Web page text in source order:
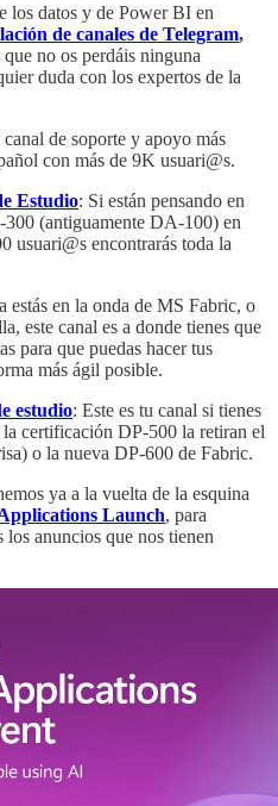
los datos y de Power BI en
de canales de Telegram,
no os perdáis ninguna
duda con los expertos de la
canal de soporte y apoyo más
con más de 9K usuari@s.
Estudio: Si están pensando en
(antiguamente DA-100) en
usuari@s encontrarás toda la
estás en la onda de MS Fabric, o
este canal es a donde tienes que
para que puedas hacer tus
más ágil posible.
estudio: Este es tu canal si tienes
certificación DP-500 la retiran el
o la nueva DP-600 de Fabric.
ya a la vuelta de la esquina
Launch, para
anuncios que nos tienen